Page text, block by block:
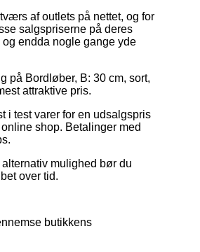
af outlets på nettet, og for
salgspriserne på deres
endda nogle gange yde
på Bordløber, B: 30 cm, sort,
attraktive pris.
i test varer for en udsalgspris
shop. Betalinger med
mulighed bør du
over tid.
butikkens